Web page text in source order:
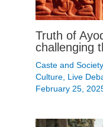
Truth of
challenging
Caste and Society
Culture, Live
February 25,